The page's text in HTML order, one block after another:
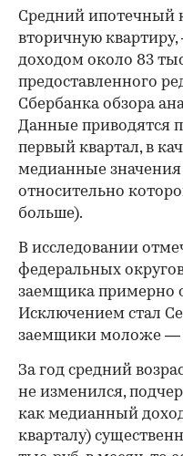
Средний ипотечный
вторичную
доходом около 83
предоставленного
Сбербанка обзора
Данные приводятся
первый квартал, в
медианные значения
относительно
больше).
В исследовании
федеральных
заемщика примерно
Исключением стал
заемщики моложе —
За год средний
не изменился,
как медианный
кварталу)